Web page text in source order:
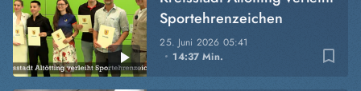
bookmark_border
25. Juni 2026 05:41
14:37 Min.
Sportehrenzeichen